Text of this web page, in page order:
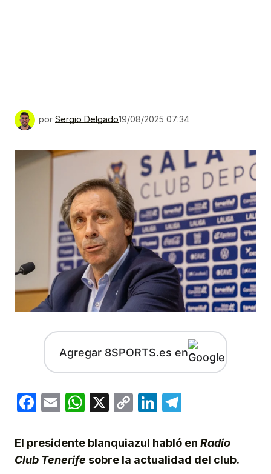
por Sergio Delgado19/08/2025 07:34
Agregar 8SPORTS.es en
Facebook
EmailWhatsApp
X
CopyLinkedIn
El presidente blanquiazul habló en Radio
Club Tenerife sobre la actualidad del club.